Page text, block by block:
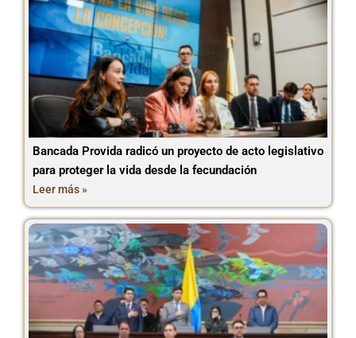
Bancada Provida radicó un proyecto de acto legislativo
para proteger la vida desde la fecundación
Leer más »